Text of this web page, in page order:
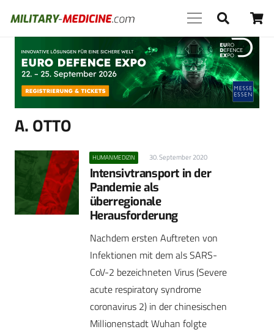
Anzeige
A. OTTO
HUMANMEDIZIN 30. September 2020
Intensivtransport in der
Pandemie als
überregionale
Herausforderung
Nachdem ersten Auftreten von
Infektionen mit dem als SARS-
CoV-2 bezeichneten Virus (Severe
acute respiratory syndrome
coronavirus 2) in der chinesischen
Millionenstadt Wuhan folgte